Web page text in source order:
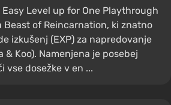
Level up for One Playthrough
Beast of Reincarnation, ki znatno
izkušenj (EXP) za napredovanje
& Koo). Namenjena je posebej
vse dosežke v en ...